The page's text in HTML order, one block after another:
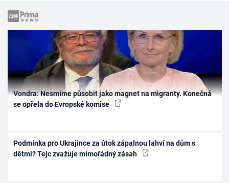
Vondra: Nesmíme působit jako magnet na migranty. Konečná
se opřela do Evropské komise
Podmínka pro Ukrajince za útok zápalnou lahví na dům s
dětmi? Tejc zvažuje mimořádný zásah